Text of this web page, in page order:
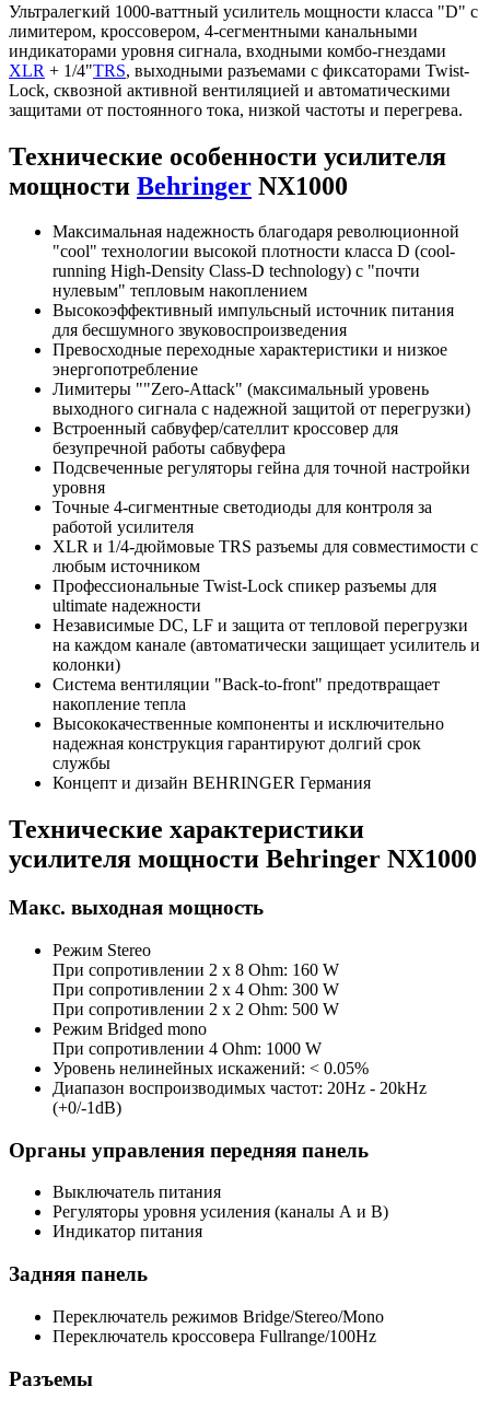
Ультралегкий 1000-ваттный усилитель мощности класса "D" с
лимитером, кроссовером, 4-сегментными канальными
индикаторами уровня сигнала, входными комбо-гнездами
XLR + 1/4"TRS, выходными разъемами с фиксаторами Twist-
Lock, сквозной активной вентиляцией и автоматическими
защитами от постоянного тока, низкой частоты и перегрева.
Технические особенности усилителя
мощности Behringer NX1000
Максимальная надежность благодаря революционной
"cool" технологии высокой плотности класса D (cool-
running High-Density Class-D technology) c "почти
нулевым" тепловым накоплением
Высокоэффективный импульсный источник питания
для бесшумного звуковоспроизведения
Превосходные переходные характеристики и низкое
энергопотребление
Лимитеры ""Zero-Attack" (максимальный уровень
выходного сигнала с надежной защитой от перегрузки)
Встроенный сабвуфер/сателлит кроссовер для
безупречной работы сабвуфера
Подсвеченные регуляторы гейна для точной настройки
уровня
Точные 4-сигментные светодиоды для контроля за
работой усилителя
XLR и 1/4-дюймовые TRS разъемы для совместимости с
любым источником
Профессиональные Twist-Lock спикер разъемы для
ultimate надежности
Независимые DC, LF и защита от тепловой перегрузки
на каждом канале (автоматически защищает усилитель и
колонки)
Система вентиляции "Back-to-front" предотвращает
накопление тепла
Высококачественные компоненты и исключительно
надежная конструкция гарантируют долгий срок
службы
Концепт и дизайн BEHRINGER Германия
Технические характеристики
усилителя мощности Behringer NX1000
Макс. выходная мощность
Режим Stereo
При сопротивлении 2 х 8 Ohm: 160 W
При сопротивлении 2 х 4 Ohm: 300 W
При сопротивлении 2 х 2 Ohm: 500 W
Режим Bridged mono
При сопротивлении 4 Ohm: 1000 W
Уровень нелинейных искажений: < 0.05%
Диапазон воспроизводимых частот: 20Hz - 20kHz
(+0/-1dB)
Органы управления передняя панель
Выключатель питания
Регуляторы уровня усиления (каналы А и В)
Индикатор питания
Задняя панель
Переключатель режимов Bridge/Stereo/Mono
Переключатель кроссовера Fullrange/100Hz
Разъемы